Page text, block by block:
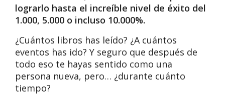
lograrlo hasta el increíble nivel de éxito del
1.000, 5.000 o incluso 10.000%.
¿Cuántos libros has leído? ¿A cuántos
eventos has ido? Y seguro que después de
todo eso te hayas sentido como una
persona nueva, pero… ¿durante cuánto
tiempo?